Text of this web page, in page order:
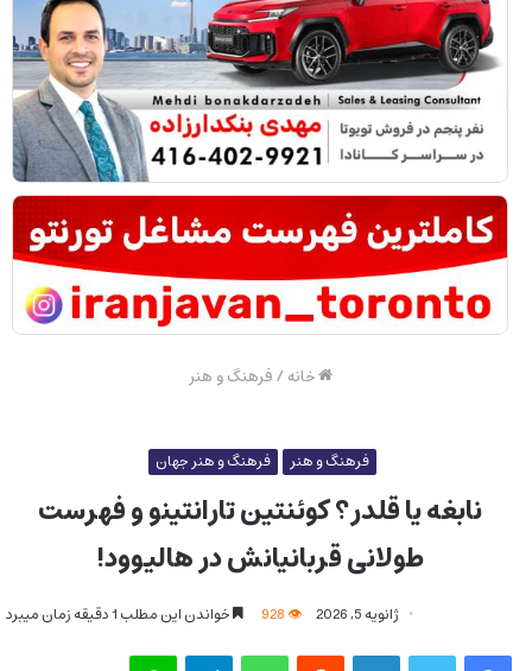
خانه/فرهنگ و هنر
فرهنگ و هنر فرهنگ و هنر جهان
نابغه یا قلدر؟ کوئنتین تارانتینو و فهرست
طولانی قربانیانش در هالیوود!
ژانویه 5, 2026 خواندن این مطلب 1 دقیقه زمان میبرد
فیس بوک توییتر لینکدین‫رددیت واتس آپ تلگرام لاین